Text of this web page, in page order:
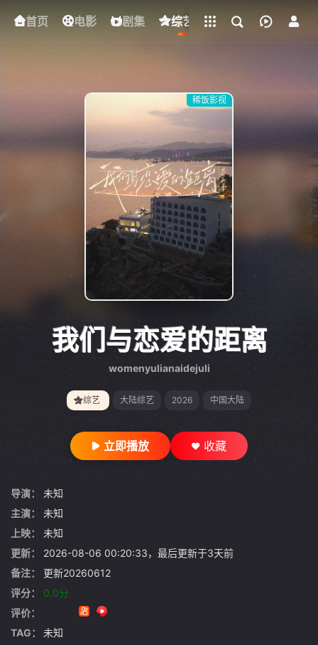
首页 电影 剧集 综艺 动漫 短剧
下载客户端
gt 0"}
稀饭影视
我们与恋爱的距离
womenyulianaidejuli
综艺 大陆综艺 2026 中国大陆
立即播放 收藏
导演：
未知
主演：
未知
上映：
未知
更新：
2026-08-06 00:20:33，最后更新于3天前
备注：
更新20260612
评分：
0.0分
评价：
TAG：
未知